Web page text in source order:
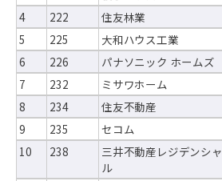
4
222 住友林業
5
225 大和ハウス工業
6
226 パナソニック ホームズ
7
232 ミサワホーム
8
234 住友不動産
9
235 セコム
10
238
三井不動産レジデンシャ
ル